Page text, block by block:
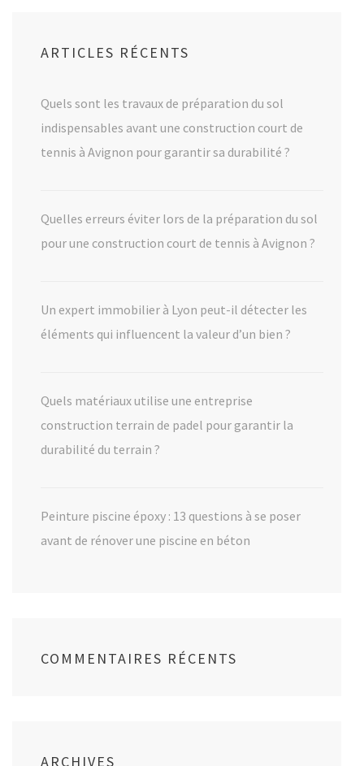
ARTICLES RÉCENTS
Quels sont les travaux de préparation du sol
indispensables avant une construction court de
tennis à Avignon pour garantir sa durabilité ?
Quelles erreurs éviter lors de la préparation du sol
pour une construction court de tennis à Avignon ?
Un expert immobilier à Lyon peut-il détecter les
éléments qui influencent la valeur d’un bien ?
Quels matériaux utilise une entreprise
construction terrain de padel pour garantir la
durabilité du terrain ?
Peinture piscine époxy : 13 questions à se poser
avant de rénover une piscine en béton
COMMENTAIRES RÉCENTS
ARCHIVES